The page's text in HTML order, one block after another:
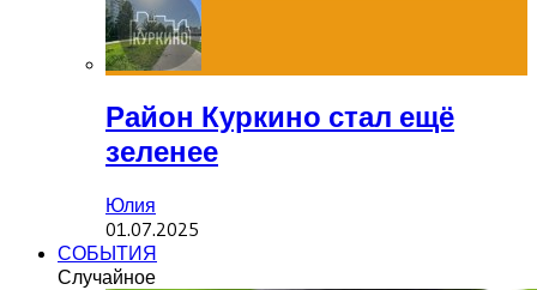
Район Куркино стал ещё
зеленее
Юлия
01.07.2025
СОБЫТИЯ
Случайное